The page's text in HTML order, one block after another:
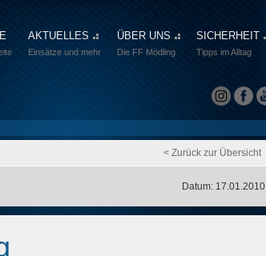
AKTUELLES
Einsätze und mehr
ÜBER UNS
Die FF Mödling
SICHERHEIT
Tipps im Alltag
< Zurück zur Übersicht
Datum: 17.01.2010